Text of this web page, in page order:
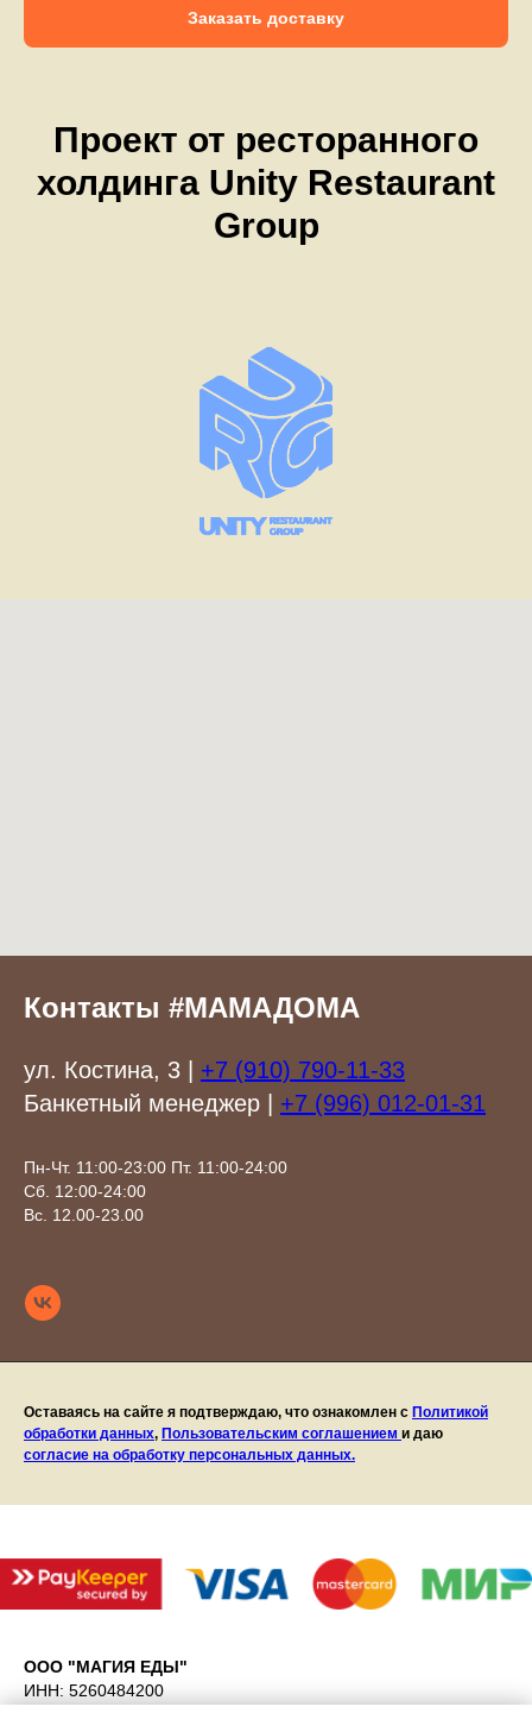
Заказать доставку
Проект от ресторанного
холдинга Unity Restaurant
Group
Контакты #МАМАДОМА
ул. Костина, 3 | +7 (910) 790-11-33
Банкетный менеджер | +7 (996) 012-01-31
Пн-Чт. 11:00-23:00 Пт. 11:00-24:00
Сб. 12:00-24:00
Вс. 12.00-23.00
Оставаясь на сайте я подтверждаю, что ознакомлен с Политикой
обработки данных, Пользовательским соглашением и даю
согласие на обработку персональных данных.
ООО "МАГИЯ ЕДЫ"
ИНН: 5260484200